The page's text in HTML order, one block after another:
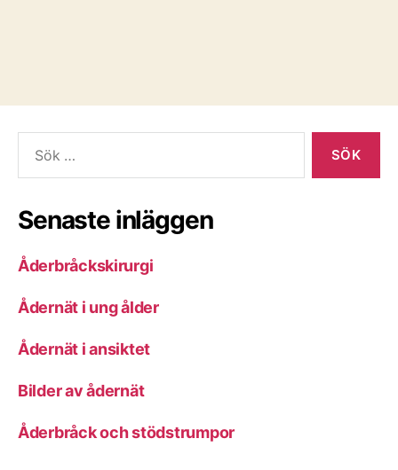
efter:
Senaste inläggen
Åderbråckskirurgi
Ådernät i ung ålder
Ådernät i ansiktet
Bilder av ådernät
Åderbråck och stödstrumpor